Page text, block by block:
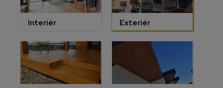
Interiér Exteriér